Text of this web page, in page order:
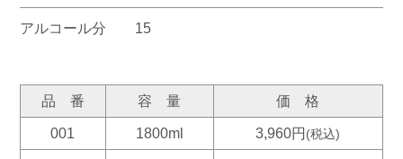
アルコール分 15
品 番 容 量 価 格
001 1800ml 3,960円 (税込)